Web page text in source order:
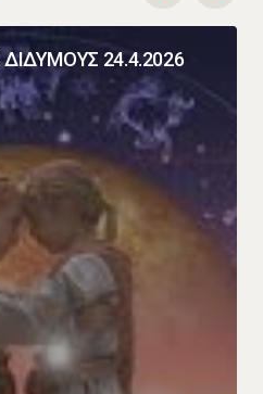
24.4.2026